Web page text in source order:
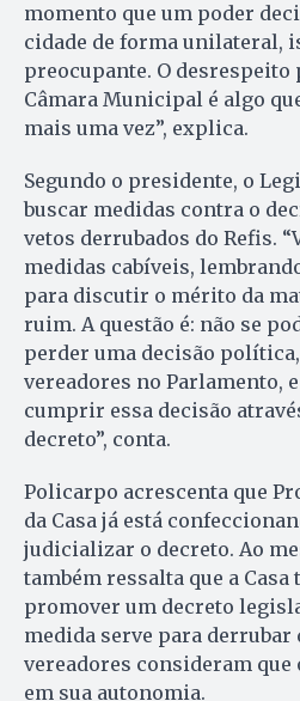
momento que um poder
cidade de forma unilateral,
preocupante. O desrespeito
Câmara Municipal é algo
mais uma vez”, explica.
Segundo o presidente, o
buscar medidas contra o
vetos derrubados do Refis.
medidas cabíveis,
para discutir o mérito da
ruim. A questão é: não se
perder uma decisão
vereadores no Parlamento,
cumprir essa decisão
decreto”, conta.
Policarpo acrescenta que
da Casa já está
judicializar o decreto. Ao
também ressalta que a Casa
promover um decreto
medida serve para derrubar
vereadores consideram
em sua autonomia.